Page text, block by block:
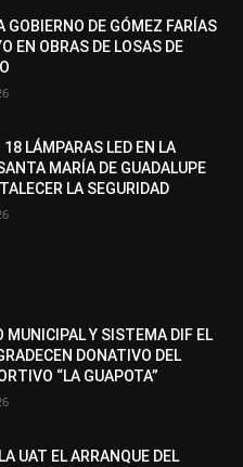
GOBIERNO DE GÓMEZ FARÍAS
EN OBRAS DE LOSAS DE
18 LÁMPARAS LED EN LA
MARÍA DE GUADALUPE
LA SEGURIDAD
MUNICIPAL Y SISTEMA DIF EL
DONATIVO DEL
“LA GUAPOTA”
UAT EL ARRANQUE DEL